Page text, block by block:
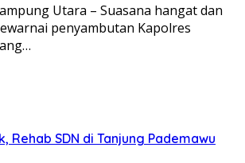
Utara – Suasana hangat dan
penyambutan Kapolres
Rehab SDN di Tanjung Pademawu